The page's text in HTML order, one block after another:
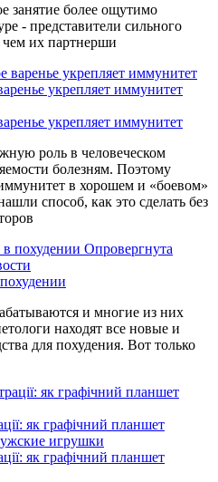
занятие более ощутимо
- представители сильного
чем их партнерши
укрепляет иммунитет
укрепляет иммунитет
роль в человеческом
болезням. Поэтому
в хорошем и «боевом»
способ, как это сделать без
Опровергнута
и многие из них
находят все новые и
для похудения. Вот только
як графічний планшет
игрушки
як графічний планшет